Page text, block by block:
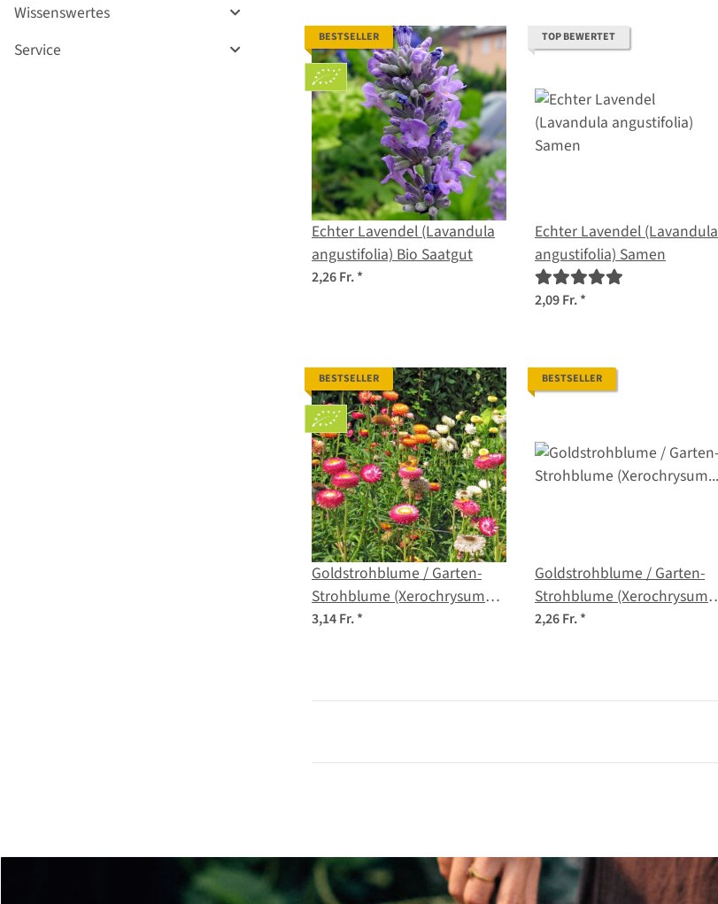
BESTSELLER
Echter Lavendel (Lavandula
angustifolia) Bio Saatgut
2,26 Fr.*
TOP BEWERTET
Echter Lavendel (Lavandula
angustifolia) Samen
2,09 Fr.*
BESTSELLER
Goldstrohblume / Garten-
Strohblume (Xerochrysum
bracteatum) Bio Saatgut
3,14 Fr.*
BESTSELLER
Goldstrohblume / Garten-
Strohblume (Xerochrysum
bracteatum) Samen
2,26 Fr.*
Wissenswertes
Service